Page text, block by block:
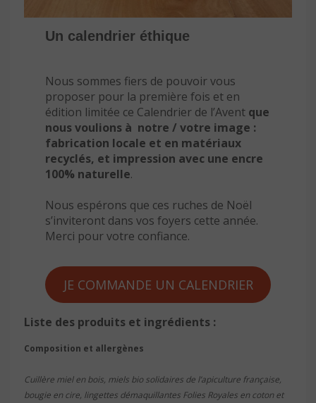
Un calendrier éthique
Nous sommes fiers de pouvoir vous
proposer pour la première fois et en
édition limitée ce Calendrier de l’Avent que
nous voulions à notre / votre image :
fabrication locale et en matériaux
recyclés, et impression avec une encre
100% naturelle.
Nous espérons que ces ruches de Noël
s’inviteront dans vos foyers cette année.
Merci pour votre confiance.
JE COMMANDE UN CALENDRIER
Liste des produits et ingrédients :
Composition et allergènes
Cuillère miel en bois, miels bio solidaires de l’apiculture française,
bougie en cire, lingettes démaquillantes Folies Royales en coton et